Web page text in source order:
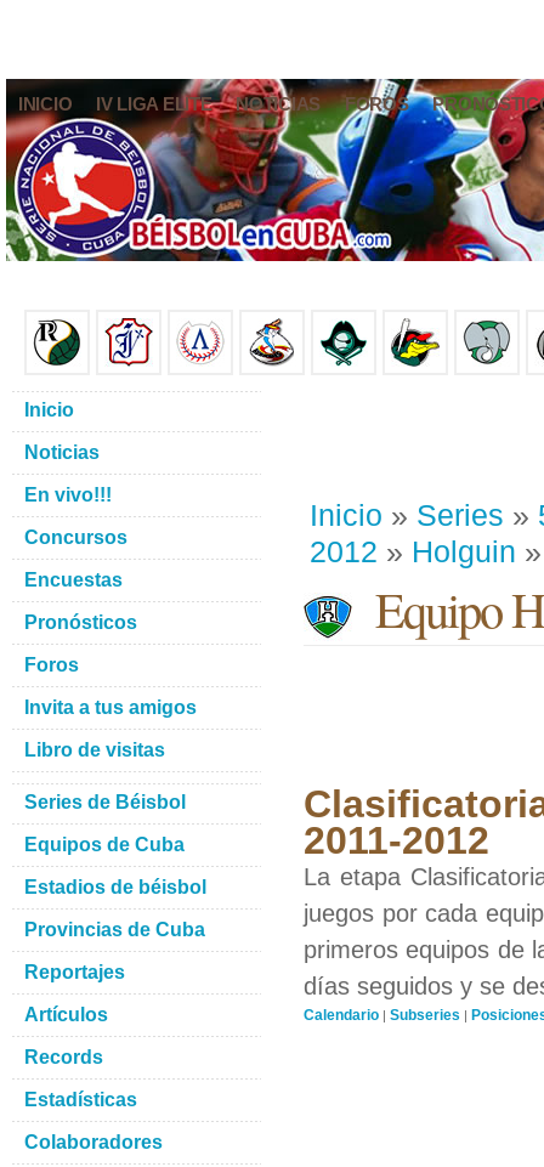
INICIO IV LIGA ELITE NOTICIAS FOROS
Inicio » Series »
2012 » Holguin
Equipo
2011-2012
La etapa
juegos por cada
primeros equipos de
días seguidos y se
Calendario | Subseries |
Inicio
Noticias
En vivo!!!
Concursos
Encuestas
Pronósticos
Foros
Invita a tus amigos
Libro de visitas
Series de Béisbol
Equipos de Cuba
Estadios de béisbol
Provincias de Cuba
Reportajes
Artículos
Records
Estadísticas
Colaboradores